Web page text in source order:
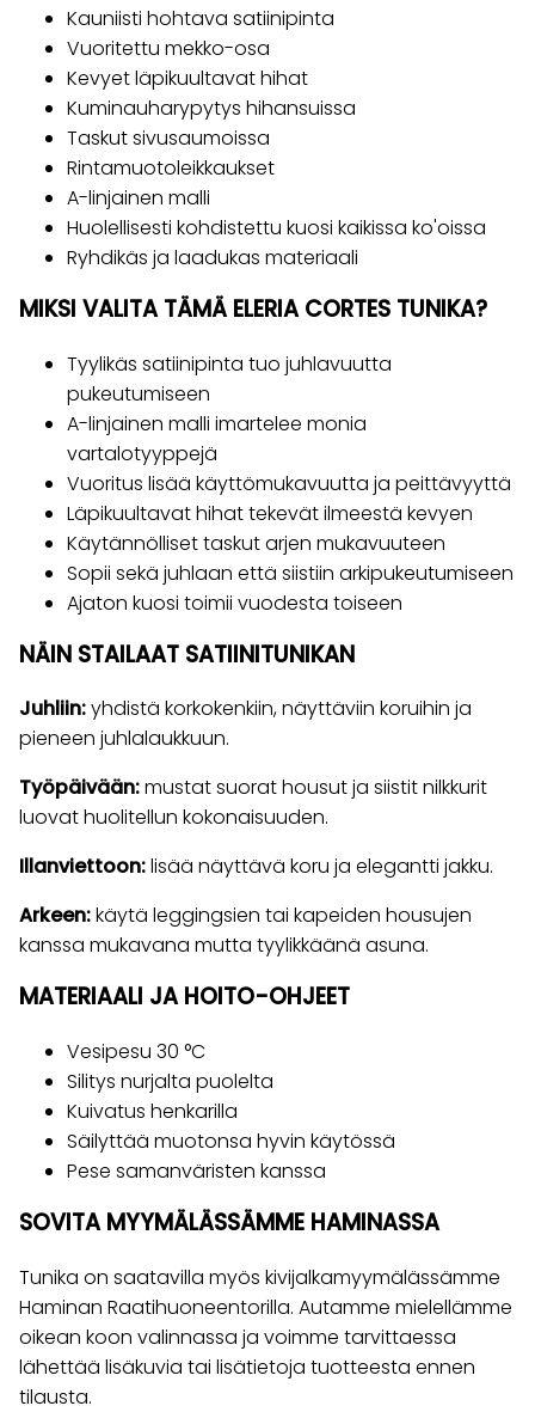
Kauniisti hohtava satiinipinta
Vuoritettu mekko-osa
Kevyet läpikuultavat hihat
Kuminauharypytys hihansuissa
Taskut sivusaumoissa
Rintamuotoleikkaukset
A-linjainen malli
Huolellisesti kohdistettu kuosi kaikissa ko'oissa
Ryhdikäs ja laadukas materiaali
MIKSI VALITA TÄMÄ ELERIA CORTES TUNIKA?
Tyylikäs satiinipinta tuo juhlavuutta
pukeutumiseen
A-linjainen malli imartelee monia
vartalotyyppejä
Vuoritus lisää käyttömukavuutta ja peittävyyttä
Läpikuultavat hihat tekevät ilmeestä kevyen
Käytännölliset taskut arjen mukavuuteen
Sopii sekä juhlaan että siistiin arkipukeutumiseen
Ajaton kuosi toimii vuodesta toiseen
NÄIN STAILAAT SATIINITUNIKAN
Juhliin:yhdistä korkokenkiin, näyttäviin koruihin ja
pieneen juhlalaukkuun.
Työpäivään:mustat suorat housut ja siistit nilkkurit
luovat huolitellun kokonaisuuden.
Illanviettoon:lisää näyttävä koru ja elegantti jakku.
Arkeen:käytä leggingsien tai kapeiden housujen
kanssa mukavana mutta tyylikkäänä asuna.
MATERIAALI JA HOITO-OHJEET
Vesipesu 30 °C
Silitys nurjalta puolelta
Kuivatus henkarilla
Säilyttää muotonsa hyvin käytössä
Pese samanväristen kanssa
SOVITA MYYMÄLÄSSÄMME HAMINASSA
Tunika on saatavilla myös kivijalkamyymälässämme
Haminan Raatihuoneentorilla. Autamme mielellämme
oikean koon valinnassa ja voimme tarvittaessa
lähettää lisäkuvia tai lisätietoja tuotteesta ennen
tilausta.